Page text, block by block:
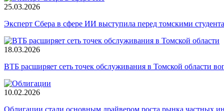
25.03.2026
Эксперт Сбера в сфере ИИ выступила перед томскими
18.03.2026
ВТБ расширяет сеть точек обслуживания в Томской области
10.02.2026
Облигации стали основным драйвером роста рынка частных